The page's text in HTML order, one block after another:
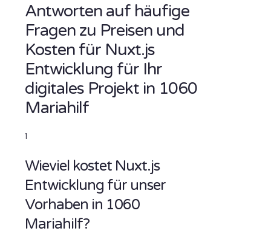
Antworten auf häufige
Fragen zu Preisen und
Kosten für Nuxt.js
Entwicklung für Ihr
digitales Projekt in 1060
Mariahilf
1
Wieviel kostet Nuxt.js
Entwicklung für unser
Vorhaben in 1060
Mariahilf?